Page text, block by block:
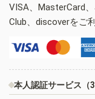
VISA、MasterCard、
Club、discoverをご
本人認証サービス（